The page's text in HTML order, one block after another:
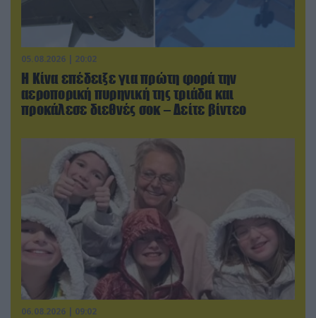
05.08.2026 | 20:02
Η Κίνα επέδειξε για πρώτη φορά την
αεροπορική πυρηνική της τριάδα και
προκάλεσε διεθνές σοκ – Δείτε βίντεο
06.08.2026 | 09:02